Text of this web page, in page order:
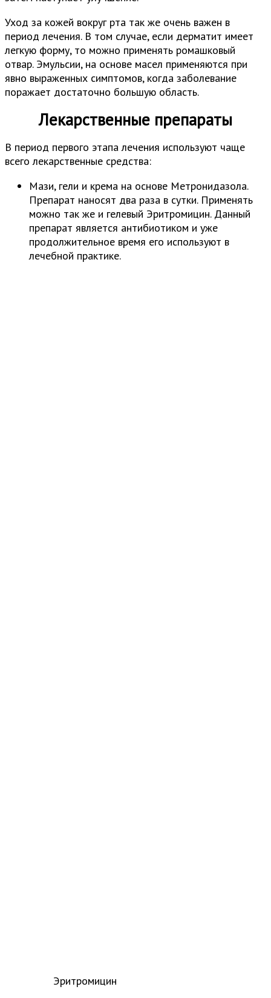
Уход за кожей вокруг рта так же очень важен в
период лечения. В том случае, если дерматит имеет
легкую форму, то можно применять ромашковый
отвар. Эмульсии, на основе масел применяются при
явно выраженных симптомов, когда заболевание
поражает достаточно большую область.
Лекарственные препараты
В период первого этапа лечения используют чаще
всего лекарственные средства:
Мази, гели и крема на основе Метронидазола.
Препарат наносят два раза в сутки. Применять
можно так же и гелевый Эритромицин. Данный
препарат является антибиотиком и уже
продолжительное время его используют в
лечебной практике.
Эритромицин